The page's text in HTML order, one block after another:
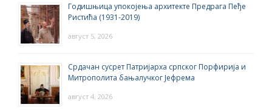
Годишњица упокојења архитекте Предрага Пеђе
Ристића (1931-2019)
август 5, 2026
Срдачан сусрет Патријарха српског Порфирија и
Митрополита бањалучког Јефрема
август 4, 2026